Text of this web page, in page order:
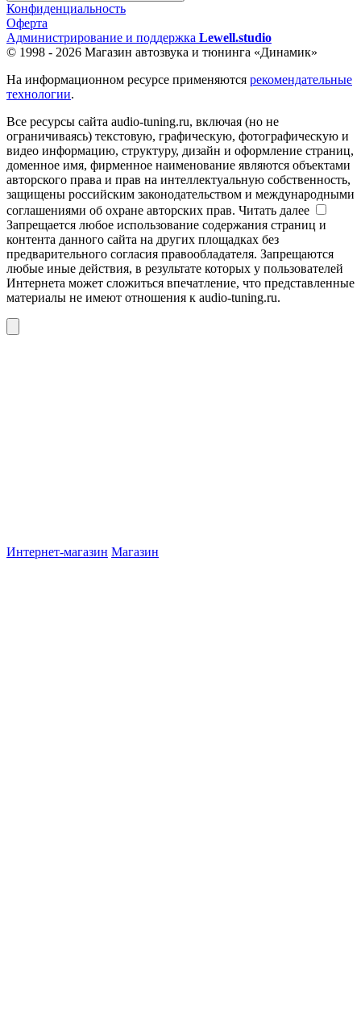
Конфиденциальность
Оферта
Администрирование и поддержка Lewell.studio
© 1998 - 2026 Магазин автозвука и тюнинга «Динамик»
На информационном ресурсе применяются рекомендательные
технологии.
Все ресурсы сайта audio-tuning.ru, включая (но не
ограничиваясь) текстовую, графическую, фотографическую и
видео информацию, структуру, дизайн и оформление страниц,
доменное имя, фирменное наименование являются объектами
авторского права и прав на интеллектуальную собственность,
защищены российским законодательством и международными
соглашениями об охране авторских прав. Читать далее
Запрещается любое использование содержания страниц и
контента данного сайта на других площадках без
предварительного согласия правообладателя. Запрещаются
любые иные действия, в результате которых у пользователей
Интернета может сложиться впечатление, что представленные
материалы не имеют отношения к audio-tuning.ru.
Интернет-магазин Магазин